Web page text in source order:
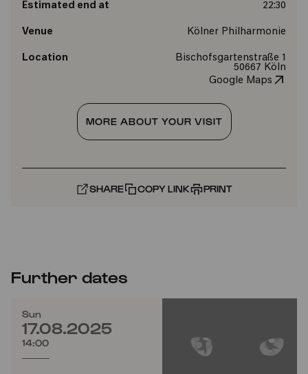
Estimated end at 22:30
Venue Kölner Philharmonie
Location
Bischofsgartenstraße 1
50667 Köln
Google Maps
MORE ABOUT YOUR VISIT
SHARE COPY LINK PRINT
Further dates
Sun
17.08.2025
14:00